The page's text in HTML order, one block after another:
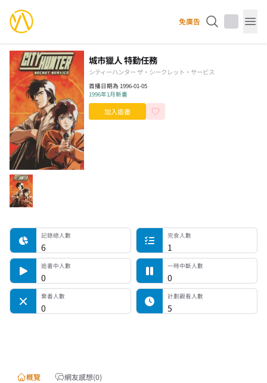
YourAnimes 你的動畫 免廣告
城市獵人 特勤任務
シティーハンター ザ・シークレット・サービス
首播日期為 1996-01-05
1996年1月新番
加入追番
記錄總人數記錄總人數
6
完食人數 完食人數
1
追番中人數
追番中人數
0
一時中斷人數
一時中斷人數
0
棄番人數
棄番人數
0
計劃觀看人數
計劃觀看人數
5
概覽 網友感想(0)